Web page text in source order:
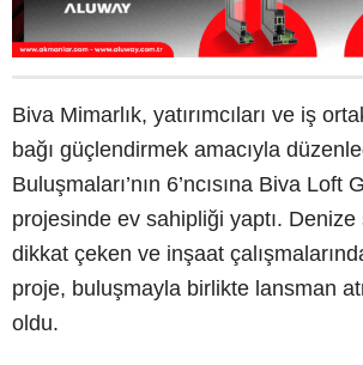
Biva Mimarlık, yatırımcıları ve iş
bağı güçlendirmek amacıyla
Buluşmaları’nın 6’ncısına Biva Loft
projesinde ev sahipliği yaptı. Denize
dikkat çeken ve inşaat
proje, buluşmayla birlikte lansman
oldu.